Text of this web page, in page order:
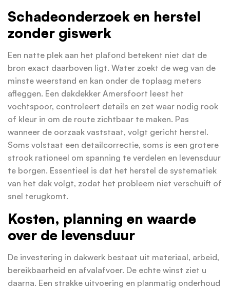
Schadeonderzoek en herstel
zonder giswerk
Een natte plek aan het plafond betekent niet dat de
bron exact daarboven ligt. Water zoekt de weg van de
minste weerstand en kan onder de toplaag meters
afleggen. Een dakdekker Amersfoort leest het
vochtspoor, controleert details en zet waar nodig rook
of kleur in om de route zichtbaar te maken. Pas
wanneer de oorzaak vaststaat, volgt gericht herstel.
Soms volstaat een detailcorrectie, soms is een grotere
strook rationeel om spanning te verdelen en levensduur
te borgen. Essentieel is dat het herstel de systematiek
van het dak volgt, zodat het probleem niet verschuift of
snel terugkomt.
Kosten, planning en waarde
over de levensduur
De investering in dakwerk bestaat uit materiaal, arbeid,
bereikbaarheid en afvalafvoer. De echte winst ziet u
daarna. Een strakke uitvoering en planmatig onderhoud